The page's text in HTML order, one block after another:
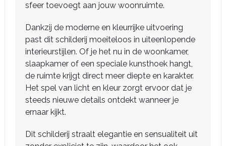
sfeer toevoegt aan jouw woonruimte.
Dankzij de moderne en kleurrijke uitvoering
past dit schilderij moeiteloos in uiteenlopende
interieurstijlen. Of je het nu in de woonkamer,
slaapkamer of een speciale kunsthoek hangt,
de ruimte krijgt direct meer diepte en karakter.
Het spel van licht en kleur zorgt ervoor dat je
steeds nieuwe details ontdekt wanneer je
ernaar kijkt.
Dit schilderij straalt elegantie en sensualiteit uit